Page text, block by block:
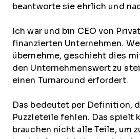
beantworte sie ehrlich und
Ich war und bin CEO von
finanzierten Unternehmen.
übernehme, geschieht dies
den Unternehmenswert zu
einen Turnaround erfordert.
Das bedeutet per Definition,
Puzzleteile fehlen. Das spielt
brauchen nicht alle Teile, um